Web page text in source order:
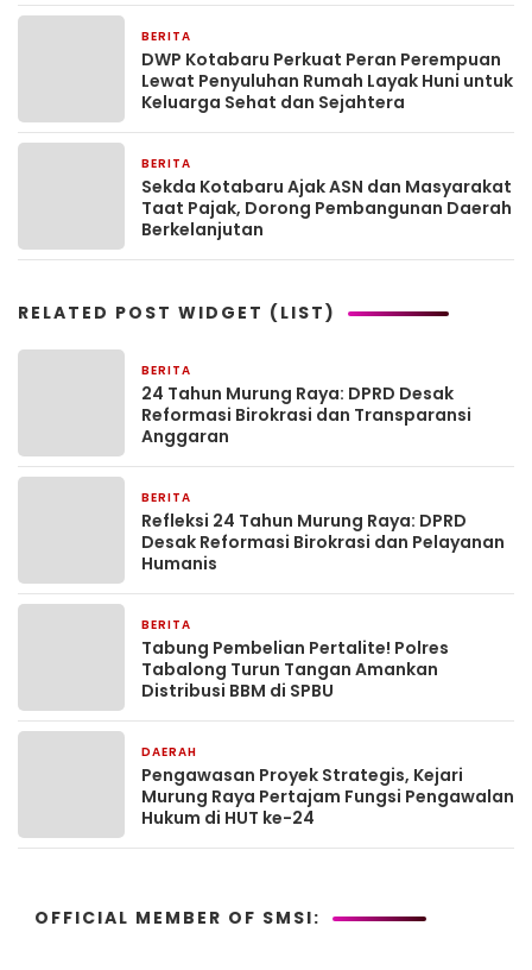
BERITA
DWP Kotabaru Perkuat Peran Perempuan
Lewat Penyuluhan Rumah Layak Huni untuk
Keluarga Sehat dan Sejahtera
BERITA
Sekda Kotabaru Ajak ASN dan Masyarakat
Taat Pajak, Dorong Pembangunan Daerah
Berkelanjutan
RELATED POST WIDGET (LIST)
BERITA
24 Tahun Murung Raya: DPRD Desak
Reformasi Birokrasi dan Transparansi
Anggaran
BERITA
Refleksi 24 Tahun Murung Raya: DPRD
Desak Reformasi Birokrasi dan Pelayanan
Humanis
BERITA
Tabung Pembelian Pertalite! Polres
Tabalong Turun Tangan Amankan
Distribusi BBM di SPBU
DAERAH
Pengawasan Proyek Strategis, Kejari
Murung Raya Pertajam Fungsi Pengawalan
Hukum di HUT ke-24
OFFICIAL MEMBER OF SMSI: